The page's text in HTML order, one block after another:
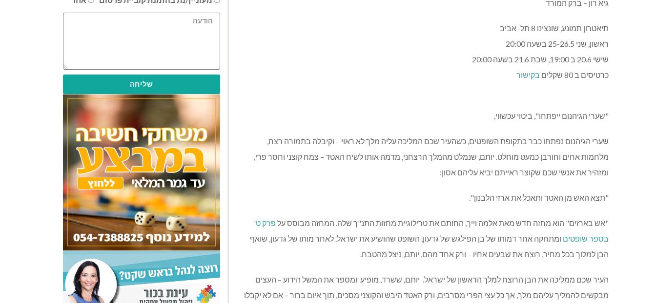
גיא רון – ברק המורד
תיאטרון תמונע, שונצינו תל–אביב
ראשון, שני 25-26.5 בשעה 20:00
שישי 20.6 ב 19:00, שבת 21.6 בשעה 20:00
כרטיסים ב 80 שקלים
בקישור
"שערי הגיהנום ייפתחו", ביטוי עכשווי,
שערי הגיהנום נפתחו כבר בתקופת השופטים, כשהעיר שכם המליכה עליה מלך לא ראוי – וקיבלה בתמורה רצח,
מלחמות אחים וחורבן כמעט מוחלט. יותם, שנמלט מהמלך הרצחני, מדמה אותו לשיח האטד – צמח קוצני וחסר פרי,
ומזהיר את אנשי שכם שקוצר ראייתם יביא עליהם אסון:
"תצא האש מן האטד ותאכל את ארזי הלבנון".
"אש בארזים" הוא מחזה חדש מאת אלמה וייך, החותם את טרילוגיית מחזות התנ"ך שלה. המחזה מבוסס על פרק ט'
בספר שופטים ומתחקה אחר דמותו של בן הפילגש של גדעון, השופט שהושיע את ישראל. לאחר מותו של גדעון, שואף
הבן למלוך בכל מחיר, רוצח את שבעים אחיו – ורק אחד מהם, יותם, ניצל מהטבח.
העיר שכם ממליכה את הבן הרוצח למלך הראשון של ישראל. יותם, ששרד, מופיע ומספר את המשל הידוע – העצים
מבקשים להמליך עליהם מלך, אך כל עצי הפרי מסרבים, ורק האטד היבש והקוצני מסכים, תוך איום ברור – אם לא יקבלו
שליחה